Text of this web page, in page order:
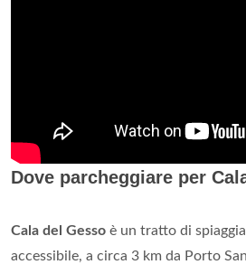
Dove parcheggiare per
Cala del Gesso è un tratto di
accessibile, a circa 3 km da Porto